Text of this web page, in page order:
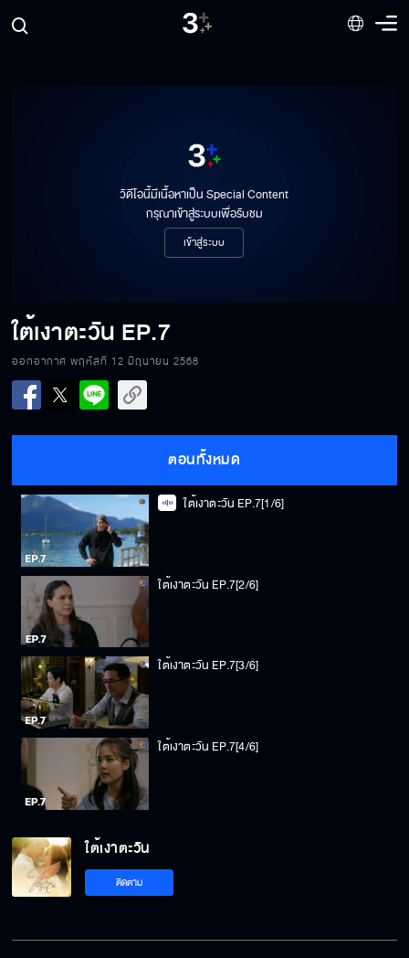
วิดีโอนี้มีเนื้อหาเป็น Special Content
กรุณาเข้าสู่ระบบเพื่อรับชม
เข้าสู่ระบบ
ใต้เงาตะวัน EP.7
ออกอากาศ พฤหัสที่ 12 มิถุนายน 2568
ตอนทั้งหมด
ใต้เงาตะวัน EP.7[1/6]
ใต้เงาตะวัน EP.7[2/6]
ใต้เงาตะวัน EP.7[3/6]
ใต้เงาตะวัน EP.7[4/6]
ใต้เงาตะวัน
ติดตาม